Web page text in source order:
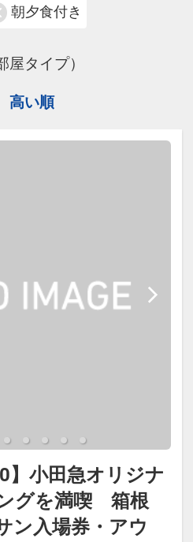
朝夕食付き
屋タイプ）
高い順
】小田急オリジナ
グを満喫 箱根
ン入場券・アウ